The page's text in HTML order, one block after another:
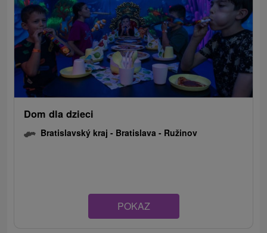
Dom dla dzieci
Bratislavský kraj - Bratislava - Ružinov
POKAZ